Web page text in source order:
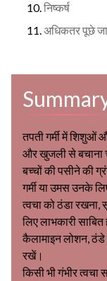
निष्कर्ष
अधिकतर पूछे
तपती गर्मी में शिशुओं
और खुजली से बचाना
बच्चों की पसीने की
गर्मी या उमस उनके
त्वचा को ठंडा
लिए लाभकारी
कैलामाइन लोशन, ठंडे
रखें।
किसी भी गंभीर